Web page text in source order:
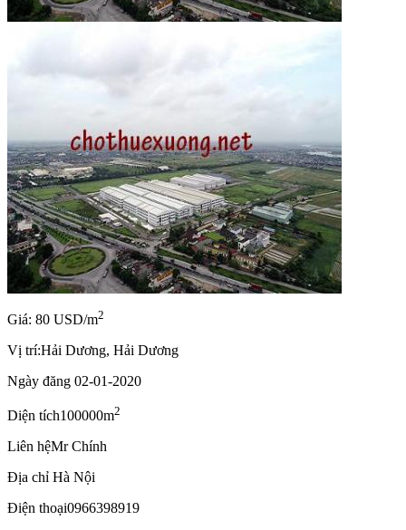
Giá: 80 USD/m2
Vị trí:Hải Dương, Hải Dương
Ngày đăng 02-01-2020
Diện tích100000m2
Liên hệMr Chính
Địa chỉ Hà Nội
Điện thoại0966398919